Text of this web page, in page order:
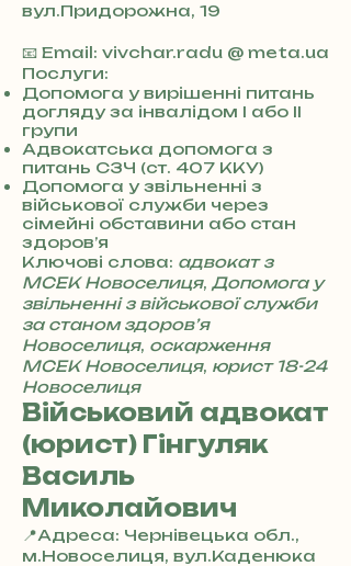
вул.Придорожна, 19
3
8
0
7
3
0
4
8
5
7
8
4
📧 Email: vivchar.radu @ meta.ua
Послуги:
Допомога у вирішенні питань
догляду за інвалідом I або II
групи
Адвокатська допомога з
питань СЗЧ (ст. 407 ККУ)
Допомога у звільненні з
військової служби через
сімейні обставини або стан
здоров’я
Ключові слова: адвокат з
МСЕК Новоселиця, Допомога у
звільненні з військової служби
за станом здоров’я
Новоселиця, оскарження
МСЕК Новоселиця, юрист 18-24
Новоселиця
Військовий адвокат
(юрист) Гінгуляк
Василь
Миколайович
📍Адреса: Чернівецька обл.,
м.Новоселиця, вул.Каденюка